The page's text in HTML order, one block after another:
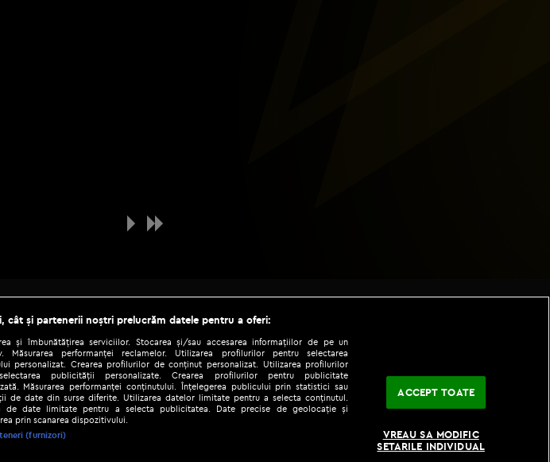
/ DIGI ROMANIA S.A.
|
cât și partenerii noștri prelucrăm datele pentru a oferi:
și îmbunătățirea serviciilor. Stocarea și/sau accesarea informațiilor de pe un
Măsurarea performanței reclamelor. Utilizarea profilurilor pentru selectarea
personalizat. Crearea profilurilor de conținut personalizat. Utilizarea profilurilor
publicității personalizate. Crearea profilurilor pentru publicitate
Măsurarea performanței conținutului. Înțelegerea publicului prin statistici sau
de date din surse diferite. Utilizarea datelor limitate pentru a selecta conținutul.
de date limitate pentru a selecta publicitatea. Date precise de geolocație și
prin scanarea dispozitivului.
(furnizori)
ACCEPT TOATE
VREAU SA MODIFIC
SETARILE INDIVIDUAL